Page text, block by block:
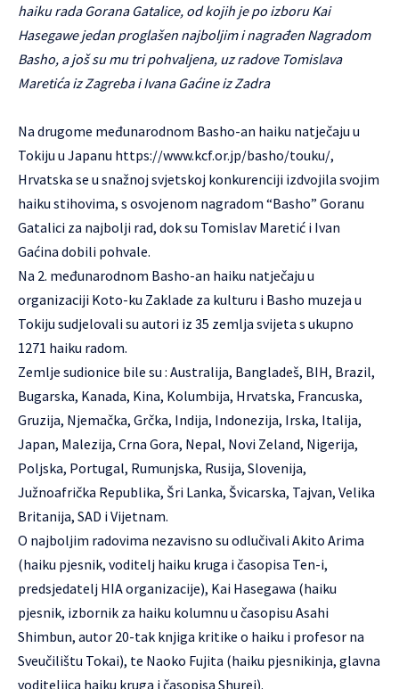
haiku rada Gorana Gatalice, od kojih je po izboru Kai
Hasegawe jedan proglašen najboljim i nagrađen Nagradom
Basho, a još su mu tri pohvaljena, uz radove Tomislava
Maretića iz Zagreba i Ivana Gaćine iz Zadra
Na drugome međunarodnom Basho-an haiku natječaju u
Tokiju u Japanu https://www.kcf.or.jp/basho/touku/,
Hrvatska se u snažnoj svjetskoj konkurenciji izdvojila svojim
haiku stihovima, s osvojenom nagradom “Basho” Goranu
Gatalici za najbolji rad, dok su Tomislav Maretić i Ivan
Gaćina dobili pohvale.
Na 2. međunarodnom Basho-an haiku natječaju u
organizaciji Koto-ku Zaklade za kulturu i Basho muzeja u
Tokiju sudjelovali su autori iz 35 zemlja svijeta s ukupno
1271 haiku radom.
Zemlje sudionice bile su : Australija, Bangladeš, BIH, Brazil,
Bugarska, Kanada, Kina, Kolumbija, Hrvatska, Francuska,
Gruzija, Njemačka, Grčka, Indija, Indonezija, Irska, Italija,
Japan, Malezija, Crna Gora, Nepal, Novi Zeland, Nigerija,
Poljska, Portugal, Rumunjska, Rusija, Slovenija,
Južnoafrička Republika, Šri Lanka, Švicarska, Tajvan, Velika
Britanija, SAD i Vijetnam.
O najboljim radovima nezavisno su odlučivali Akito Arima
(haiku pjesnik, voditelj haiku kruga i časopisa Ten-i,
predsjedatelj HIA organizacije), Kai Hasegawa (haiku
pjesnik, izbornik za haiku kolumnu u časopisu Asahi
Shimbun, autor 20-tak knjiga kritike o haiku i profesor na
Sveučilištu Tokai), te Naoko Fujita (haiku pjesnikinja, glavna
voditeljica haiku kruga i časopisa Shurei).